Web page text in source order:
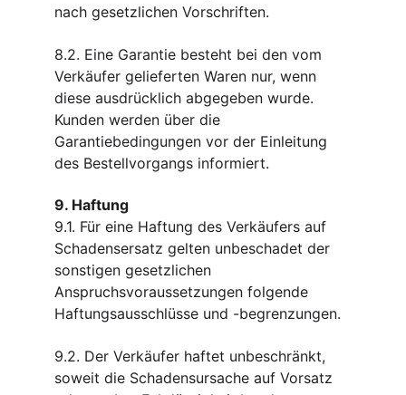
nach gesetzlichen Vorschriften.
8.2. Eine Garantie besteht bei den vom
Verkäufer gelieferten Waren nur, wenn
diese ausdrücklich abgegeben wurde.
Kunden werden über die
Garantiebedingungen vor der Einleitung
des Bestellvorgangs informiert.
9. Haftung
9.1. Für eine Haftung des Verkäufers auf
Schadensersatz gelten unbeschadet der
sonstigen gesetzlichen
Anspruchsvoraussetzungen folgende
Haftungsausschlüsse und -begrenzungen.
9.2. Der Verkäufer haftet unbeschränkt,
soweit die Schadensursache auf Vorsatz